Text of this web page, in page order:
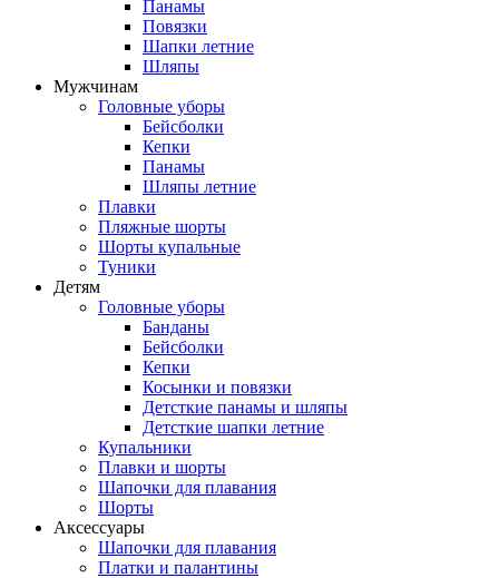
Панамы
Повязки
Шапки летние
Шляпы
Мужчинам
Головные уборы
Бейсболки
Кепки
Панамы
Шляпы летние
Плавки
Пляжные шорты
Шорты купальные
Туники
Детям
Головные уборы
Банданы
Бейсболки
Кепки
Косынки и повязки
Детсткие панамы и шляпы
Детсткие шапки летние
Купальники
Плавки и шорты
Шапочки для плавания
Шорты
Аксессуары
Шапочки для плавания
Платки и палантины